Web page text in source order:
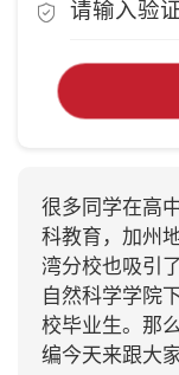
很多同学在高
科教育，加州
湾分校也吸引
自然科学学院
校毕业生。那
编今天来跟大